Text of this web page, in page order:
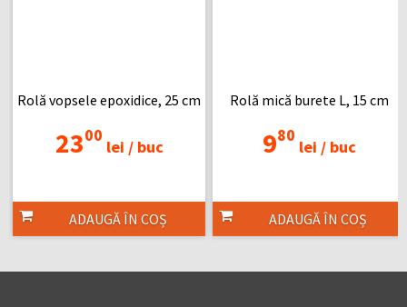
Rolă vopsele epoxidice, 25 cm
2300
lei /buc
ADAUGĂ ÎN COȘ
Rolă mică burete L, 15 cm
980
lei /buc
ADAUGĂ ÎN COȘ